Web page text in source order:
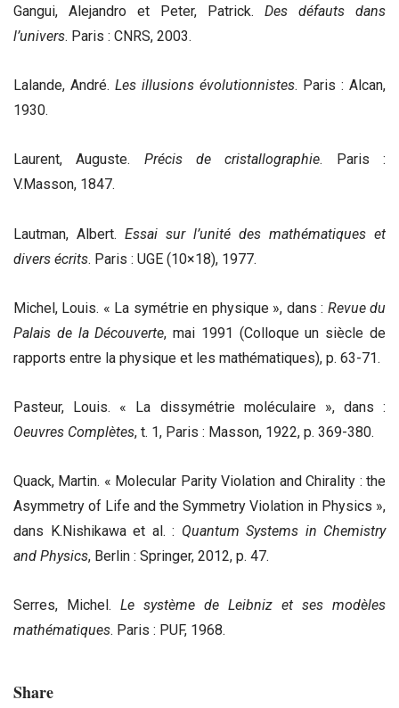
Gangui, Alejandro et Peter, Patrick. Des défauts dans
l’univers. Paris : CNRS, 2003.
Lalande, André. Les illusions évolutionnistes. Paris : Alcan,
1930.
Laurent, Auguste. Précis de cristallographie. Paris :
V.Masson, 1847.
Lautman, Albert. Essai sur l’unité des mathématiques et
divers écrits. Paris : UGE (10×18), 1977.
Michel, Louis. « La symétrie en physique », dans : Revue du
Palais de la Découverte, mai 1991 (Colloque un siècle de
rapports entre la physique et les mathématiques), p. 63-71.
Pasteur, Louis. « La dissymétrie moléculaire », dans :
Oeuvres Complètes, t. 1, Paris : Masson, 1922, p. 369-380.
Quack, Martin. « Molecular Parity Violation and Chirality : the
Asymmetry of Life and the Symmetry Violation in Physics »,
dans K.Nishikawa et al. : Quantum Systems in Chemistry
and Physics, Berlin : Springer, 2012, p. 47.
Serres, Michel. Le système de Leibniz et ses modèles
mathématiques. Paris : PUF, 1968.
Share